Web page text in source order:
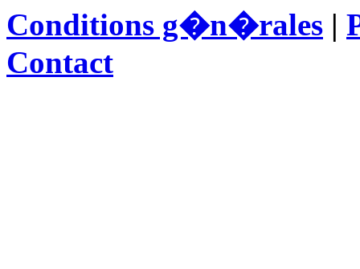
Conditions g�n�rales |
Contact